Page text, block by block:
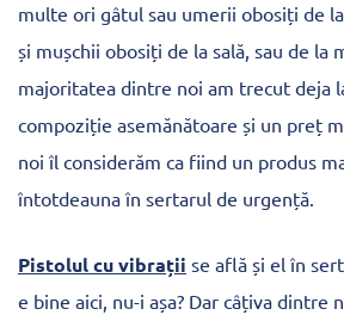
multe ori gâtul sau umerii obosiți de
și mușchii obosiți de la sală, sau de la
majoritatea dintre noi am trecut deja
compoziție asemănătoare și un preț
noi îl considerăm ca fiind un produs
întotdeauna în sertarul de urgență.
Pistolul cu vibrații se află și el în
e bine aici, nu-i așa? Dar câțiva dintre